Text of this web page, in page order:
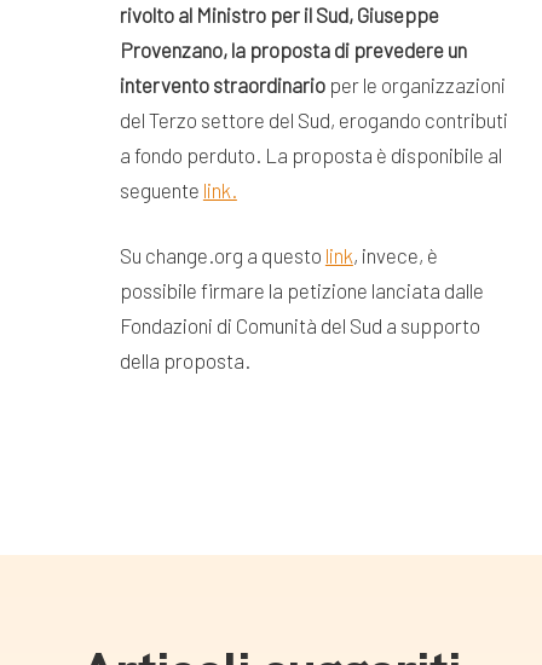
rivolto al Ministro per il Sud, Giuseppe
Provenzano, la proposta di prevedere un
intervento straordinarioper le organizzazioni
del Terzo settore del Sud, erogando contributi
a fondo perduto. La proposta è disponibile al
seguente link.
Su change.org a questo link, invece, è
possibile firmare la petizione lanciata dalle
Fondazioni di Comunità del Sud a supporto
della proposta.